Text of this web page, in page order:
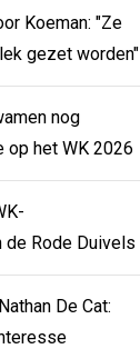
Koeman: "Ze
gezet worden"
nog
op het WK 2026
de Rode Duivels
De Cat:
interesse